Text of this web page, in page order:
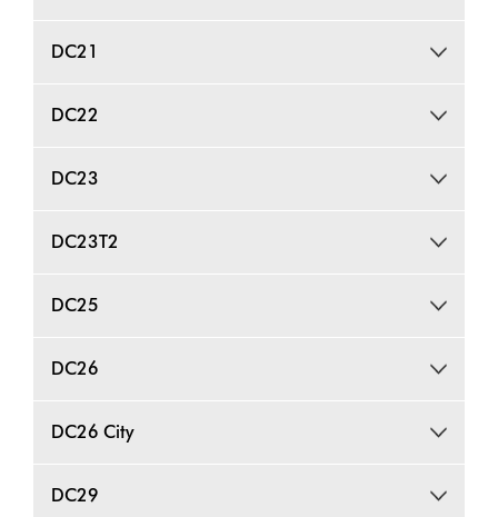
DC21
DC22
DC23
DC23T2
DC25
DC26
DC26 City
DC29